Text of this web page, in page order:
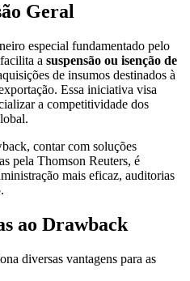
Geral
especial fundamentado pelo
a suspensão ou isenção de
de insumos destinados à
Essa iniciativa visa
a competitividade dos
contar com soluções
pela Thomson Reuters, é
mais eficaz, auditorias
ao Drawback
diversas vantagens para as